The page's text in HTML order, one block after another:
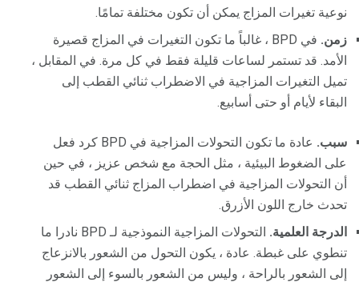
نوعية تغيرات المزاج يمكن أن تكون مختلفة تمامًا.
زمن.
في BPD ، غالباً ما تكون التغيرات في المزاج قصيرة
الأمد. قد تستمر لساعات قليلة فقط في كل مرة. في المقابل ،
تميل التغيرات المزاجية في الاضطراب ثنائي القطب إلى
البقاء لأيام أو حتى أسابيع.
سبب.
عادة ما تكون التحولات المزاجية في BPD كرد فعل
على الضغوط البيئية ، مثل الحجة مع شخص عزيز ، في حين
أن التحولات المزاجية في اضطراب المزاج ثنائي القطب قد
تحدث خارج اللون الأزرق.
الدرجة العلمية.
التحولات المزاجية النموذجية لـ BPD نادرا ما
تنطوي على غبطة. عادة ، يكون التحول من الشعور بالانزعاج
إلى الشعور بالراحة ، وليس من الشعور بالسوء إلى الشعور